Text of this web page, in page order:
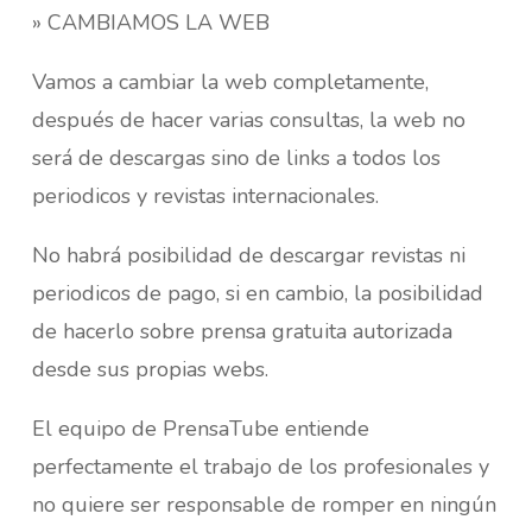
» CAMBIAMOS LA WEB
Vamos a cambiar la web completamente,
después de hacer varias consultas, la web no
será de descargas sino de links a todos los
periodicos y revistas internacionales.
No habrá posibilidad de descargar revistas ni
periodicos de pago, si en cambio, la posibilidad
de hacerlo sobre prensa gratuita autorizada
desde sus propias webs.
El equipo de PrensaTube entiende
perfectamente el trabajo de los profesionales y
no quiere ser responsable de romper en ningún